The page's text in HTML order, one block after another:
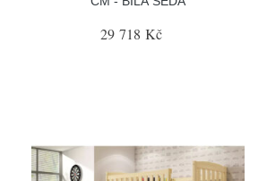
29 718 Kč